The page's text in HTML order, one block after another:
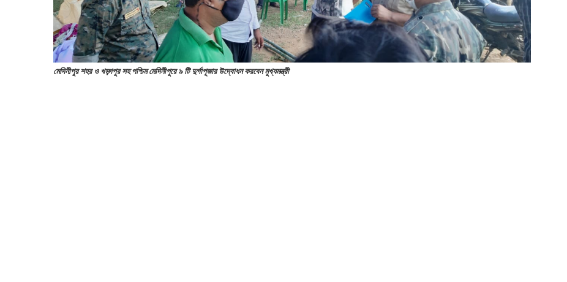
মেদিনীপুর শহর ও খড়্গপুর সহ পশ্চিম মেদিনীপুরে ৯ টি দুর্গাপূজার উদ্বোধন করবেন মুখ্যমন্ত্রী